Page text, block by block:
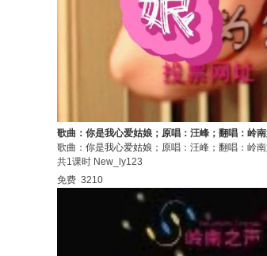
歌曲：你是我心爱姑娘；原唱：汪峰；翻唱：岭
歌曲：你是我心爱姑娘；原唱：汪峰；翻唱：岭
共1课时 New_ly123
免费 3210